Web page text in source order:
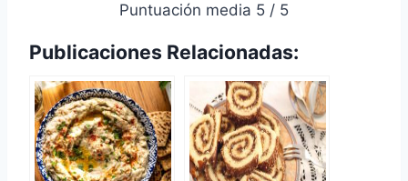
Puntuación media 5 / 5
Publicaciones Relacionadas: